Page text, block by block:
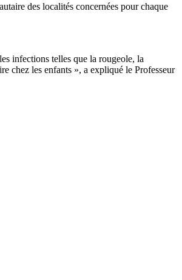
des localités concernées pour chaque
infections telles que la rougeole, la
chez les enfants », a expliqué le Professeur